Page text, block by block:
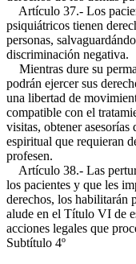
Artículo 37.- Los
psiquiátricos tienen
personas,
discriminación negativa.
Mientras dure su
podrán ejercer sus
una libertad de
compatible con el
visitas, obtener
espiritual que requieran
profesen.
Artículo 38.- Las
los pacientes y que les
derechos, los habilitarán
alude en el Título VI de
acciones legales que
Subtítulo 4º